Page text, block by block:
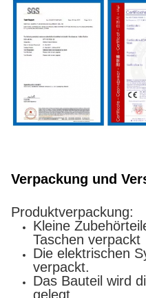
Verpackung und
Produktverpackung:
Kleine
Taschen verpackt
Die elektrischen
verpackt.
Das Bauteil wird
gelegt